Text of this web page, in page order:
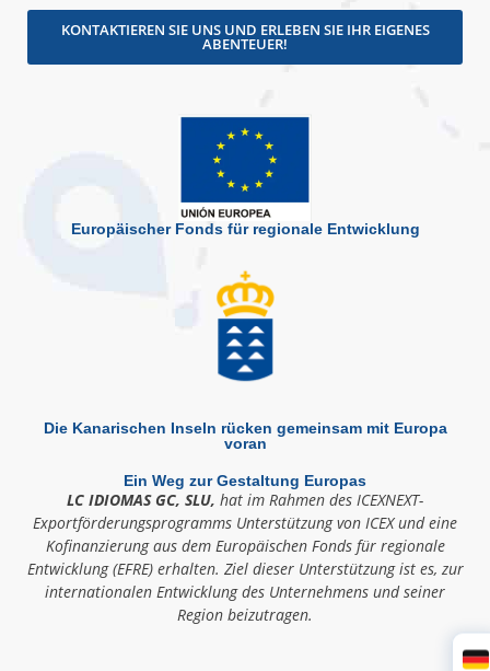
KONTAKTIEREN SIE UNS UND ERLEBEN SIE IHR EIGENES
ABENTEUER!
Europäischer Fonds für regionale Entwicklung
Die Kanarischen Inseln rücken gemeinsam mit Europa
voran
Ein Weg zur Gestaltung Europas
LC IDIOMAS GC, SLU, hat im Rahmen des ICEXNEXT-
Exportförderungsprogramms Unterstützung von ICEX und eine
Kofinanzierung aus dem Europäischen Fonds für regionale
Entwicklung (EFRE) erhalten. Ziel dieser Unterstützung ist es, zur
internationalen Entwicklung des Unternehmens und seiner
Region beizutragen.